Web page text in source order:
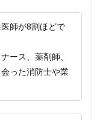
師が8割ほどで
ース、薬剤師、
った消防士や業